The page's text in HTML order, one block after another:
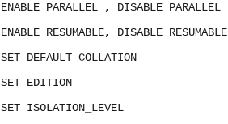
ENABLE PARALLEL
, DISABLE PARALLEL
ENABLE RESUMABLE, DISABLE RESUMABLE
SET DEFAULT_COLLATION
SET EDITION
SET ISOLATION_LEVEL